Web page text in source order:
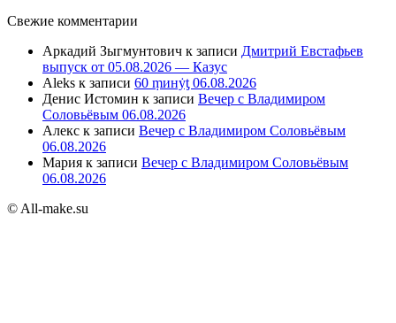
Свежие комментарии
Аркадий Зыгмунтович к записи Дмитрий Евстафьев
выпуск от 05.08.2026 — Казус
Aleks к записи 60 ṃинẏƫ 06.08.2026
Денис Истомин к записи Вечер с Владимиром
Соловьёвым 06.08.2026
Алекс к записи Вечер с Владимиром Соловьёвым
06.08.2026
Мария к записи Вечер с Владимиром Соловьёвым
06.08.2026
© All-make.su